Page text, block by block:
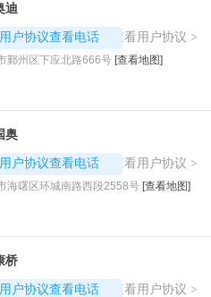
迪
户协议查看电话
8922 查看用户协议 >
鄞州区下应北路666号 [查看地图]
奥
户协议查看电话
2516 查看用户协议 >
海曙区环城南路西段2558号 [查看地图]
桥
户协议查看电话
5887 查看用户协议 >